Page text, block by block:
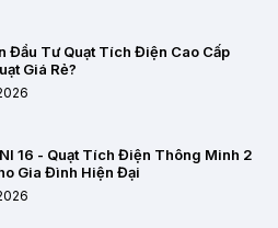
Đầu Tư Quạt Tích Điện Cao Cấp
Giá Rẻ?
16 - Quạt Tích Điện Thông Minh 2
Gia Đình Hiện Đại